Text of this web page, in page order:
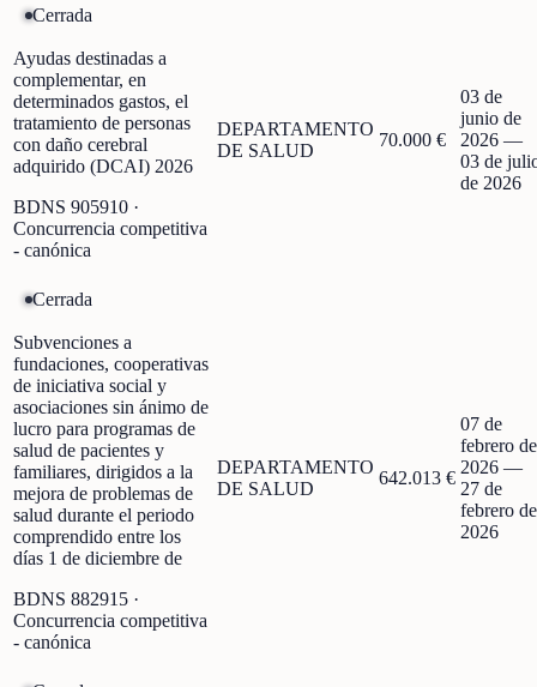
Cerrada
Ayudas destinadas a
complementar, en
determinados gastos, el
tratamiento de personas
con daño cerebral
adquirido (DCAI) 2026
BDNS 905910 ·
Concurrencia competitiva
- canónica
DEPARTAMENTO
DE SALUD
70.000 €
03 de
junio de
2026 —
03 de
de 2026
Cerrada
Subvenciones a
fundaciones, cooperativas
de iniciativa social y
asociaciones sin ánimo de
lucro para programas de
salud de pacientes y
familiares, dirigidos a la
mejora de problemas de
salud durante el periodo
comprendido entre los
días 1 de diciembre de
BDNS 882915 ·
Concurrencia competitiva
- canónica
DEPARTAMENTO
DE SALUD
642.013 €
07 de
febrero de
2026 —
27 de
febrero de
2026